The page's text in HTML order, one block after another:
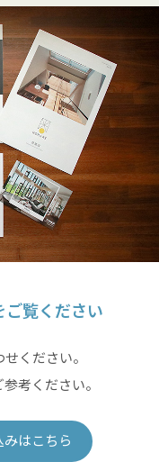
ご覧ください
ください。
考ください。
はこちら